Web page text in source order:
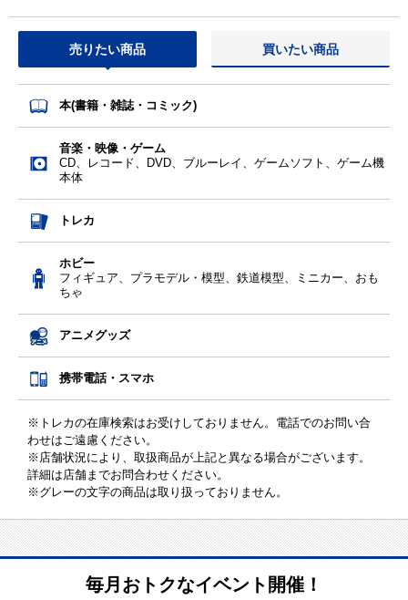
売りたい商品 買いたい商品
本(書籍・雑誌・コミック)
音楽・映像・ゲーム
CD、レコード、DVD、ブルーレイ、ゲームソフト、ゲーム機
本体
トレカ
ホビー
フィギュア、プラモデル・模型、鉄道模型、ミニカー、おも
ちゃ
アニメグッズ
携帯電話・スマホ
※トレカの在庫検索はお受けしておりません。電話でのお問い合
わせはご遠慮ください。
※店舗状況により、取扱商品が上記と異なる場合がございます。
詳細は店舗までお問合わせください。
※グレーの文字の商品は取り扱っておりません。
毎月おトクなイベント開催！